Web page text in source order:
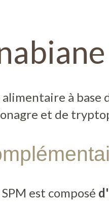
à base
et de
est composé